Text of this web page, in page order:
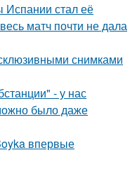
стал её
матч почти не дала
снимками
- у нас
было даже
впервые